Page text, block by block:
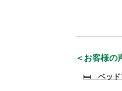
＜お客様の
🛏️ ベッ